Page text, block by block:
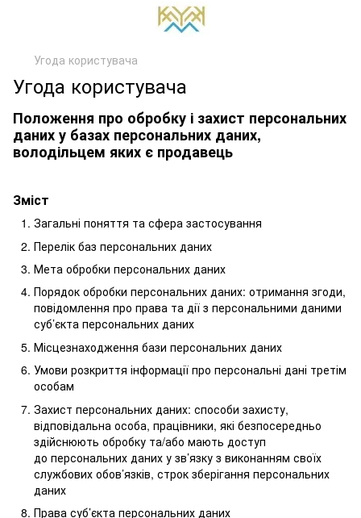
Угода користувача
Угода користувача
Положення про обробку і захист персональних
даних у базах персональних даних,
володільцем яких є продавець
Зміст
Загальні поняття та сфера застосування
Перелік баз персональних даних
Мета обробки персональних даних
Порядок обробки персональних даних: отримання згоди,
повідомлення про права та дії з персональними даними
суб’єкта персональних даних
Місцезнаходження бази персональних даних
Умови розкриття інформації про персональні дані третім
особам
Захист персональних даних: способи захисту,
відповідальна особа, працівники, які безпосередньо
здійснюють обробку та/або мають доступ
до персональних даних у зв’язку з виконанням своїх
службових обов’язків, строк зберігання персональних
даних
Права суб’єкта персональних даних